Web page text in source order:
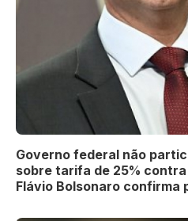
Governo federal não
sobre tarifa de 25%
Flávio Bolsonaro confirma